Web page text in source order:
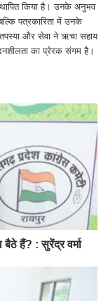
किया है। उनके अनुभव
पत्रकारिता में उनके
तपस्या और सेवा ने ऋचा सहाय
का प्रेरक संगम है।
बैठे हैं? : सुरेंद्र वर्मा